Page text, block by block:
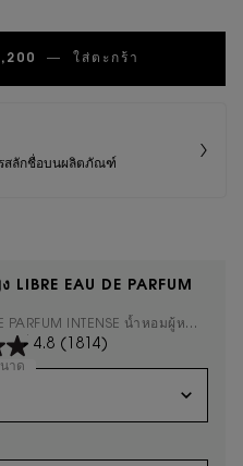
― ใส่ตะกร้า
สลักชื่อบนผลิตภัณฑ์
EAU DE PARFUM
PARFUM INTENSE น้ำหอมผู้หญิง
กลิ่นหอมเข้มข้น น่าค้นหา
เป็นตัวแทนของผู้หญิงที่มีความ
4.8 (1814)
าด for น้ำหอมผู้หญิง LIBRE EAU DE